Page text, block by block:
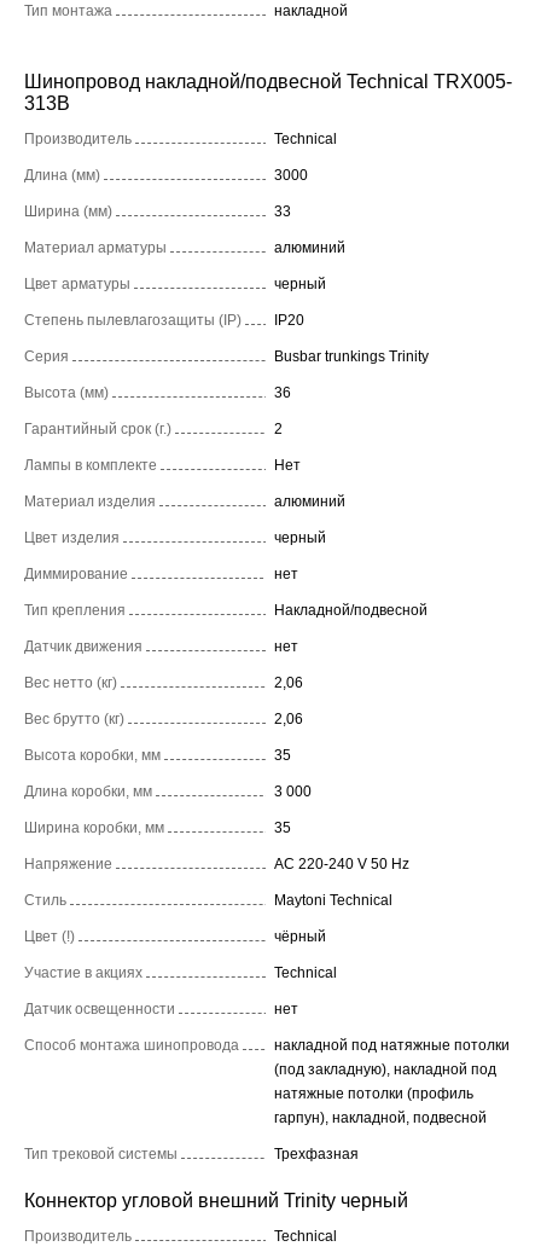
Тип монтажа накладной
Шинопровод накладной/подвесной Technical TRX005-
313B
Производитель Technical
Длина (мм) 3000
Ширина (мм) 33
Материал арматуры алюминий
Цвет арматуры черный
Степень пылевлагозащиты (IP) IP20
Серия Busbar trunkings Trinity
Высота (мм) 36
Гарантийный срок (г.) 2
Лампы в комплекте Нет
Материал изделия алюминий
Цвет изделия черный
Диммирование нет
Тип крепления Накладной/подвесной
Датчик движения нет
Вес нетто (кг) 2,06
Вес брутто (кг) 2,06
Высота коробки, мм 35
Длина коробки, мм 3 000
Ширина коробки, мм 35
Напряжение AC 220-240 V 50 Hz
Стиль Maytoni Technical
Цвет (!) чёрный
Участие в акциях Technical
Датчик освещенности нет
Способ монтажа шинопровода
накладной под натяжные потолки
(под закладную), накладной под
натяжные потолки (профиль
гарпун), накладной, подвесной
Тип трековой системы Трехфазная
Коннектор угловой внешний Trinity черный
Производитель Technical